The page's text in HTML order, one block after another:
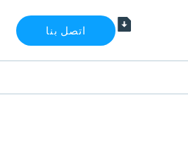
اتصل بنا